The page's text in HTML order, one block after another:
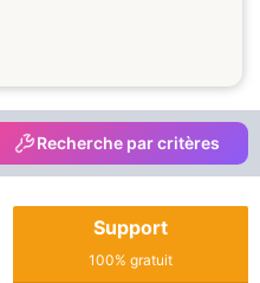
Recherche par critères
Support
100% gratuit